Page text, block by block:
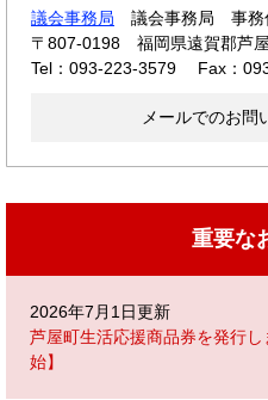
議会事務局
議会事務局 事務
〒807-0198
福岡県遠賀郡芦
Tel：093-223-3579
Fax：
メールでのお問
重要な
2026年7月1日更新
芦屋町生活応援商品券を発行
始】